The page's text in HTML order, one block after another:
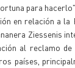
para hacerlo".
en relación a la
Ziessenis
al reclamo
países,